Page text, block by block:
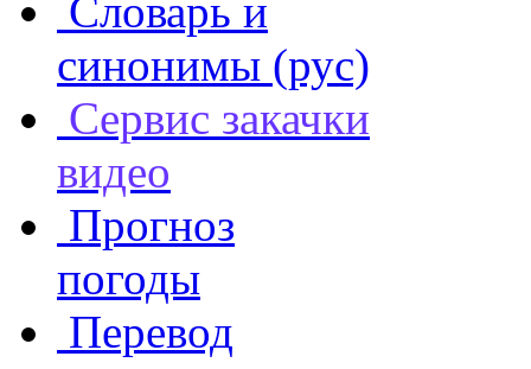
Словарь и
синонимы (рус)
Сервис закачки
видео
Прогноз
погоды
Перевод